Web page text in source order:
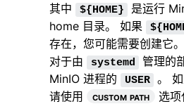
其中 ${HOME}
是运行
home 目录。 如果
存在，您可能需要创建它。
对于由
systemd
管理的
MinIO 进程的
USER
。
请使用
custom path 选项